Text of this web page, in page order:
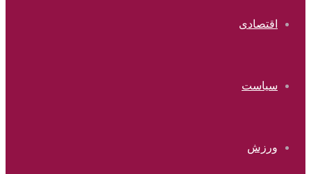
اقتصادی
سیاست
ورزش